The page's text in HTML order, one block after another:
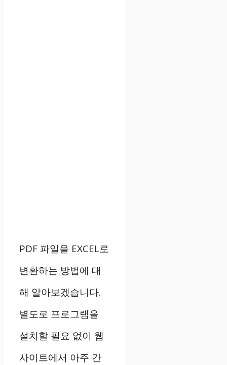
PDF 파일을 EXCEL로
변환하는 방법에 대
해 알아보겠습니다.
별도로 프로그램을
설치할 필요 없이 웹
사이트에서 아주 간